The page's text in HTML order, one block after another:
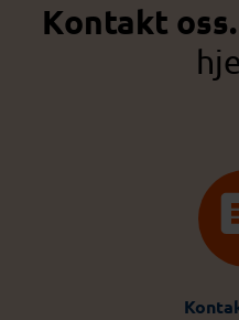
Kontakt oss.